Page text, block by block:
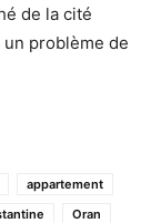
de la cité
problème de
appartement
Oran